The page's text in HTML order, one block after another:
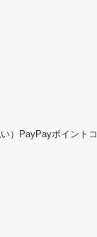
） PayPayポイント